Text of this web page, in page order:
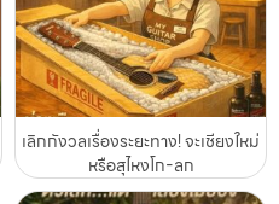
เลิกกังวลเรื่องระยะทาง! จะเชียงใหม่
หรือสุไหงโก-ลก